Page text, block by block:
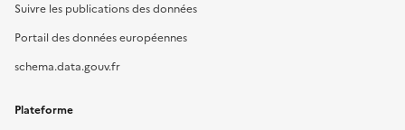
Suivre les publications des données
Portail des données européennes
schema.data.gouv.fr
Plateforme